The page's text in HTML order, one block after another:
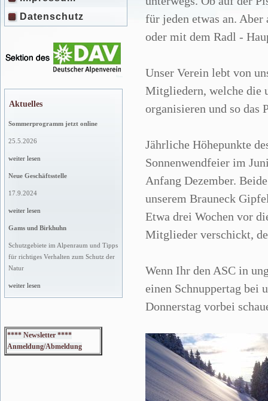
Datenschutz
Aktuelles
Sommerprogramm jetzt online
25.5.2026
weiter lesen
Neue Geschäftsstelle
17.9.2024
weiter lesen
Gams und Birkhuhn
Schutzgebiete im Alpenraum und Tipps
für richtiges Verhalten zum Schutz der
Natur
weiter lesen
**** Newsletter ****
Anmeldung/Abmeldung
für jeden etwas an.
oder mit dem Radl -
Unser Verein lebt von
Mitgliedern, welche die
organisieren und so das
Jährliche Höhepunkte
Sonnenwendfeier im
Anfang Dezember.
unserem Brauneck
Etwa drei Wochen vor
Mitglieder verschickt,
Wenn Ihr den ASC in
einen Schnuppertag bei
Donnerstag vorbei